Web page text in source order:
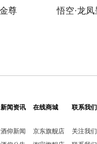
悟空·龙凤呈祥
新闻资讯
酒仰新闻
在线商城
京东旗舰店
联系我们
关注我们